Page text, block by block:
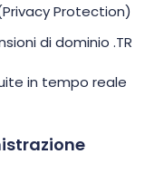
Protection)
di dominio .TR
in tempo reale